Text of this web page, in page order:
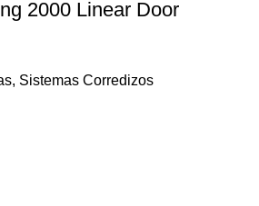
2000 Linear Door
, Sistemas Corredizos